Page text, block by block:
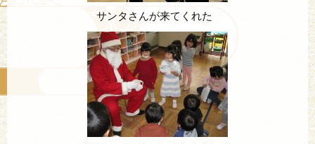
サンタさんが来てくれた